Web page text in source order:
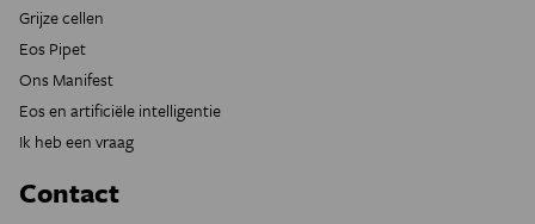
Grijze cellen
Eos Pipet
Ons Manifest
Eos en artificiële intelligentie
Ik heb een vraag
Contact